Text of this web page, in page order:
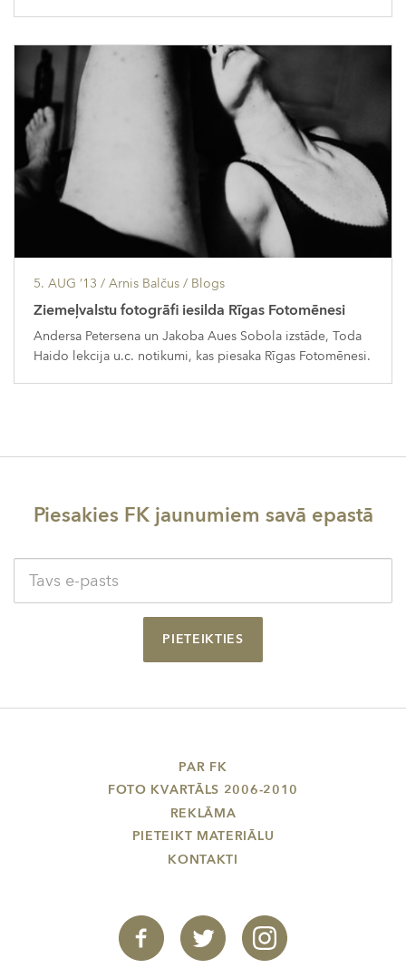
5. AUG ’13 / Arnis Balčus / Blogs
Ziemeļvalstu fotogrāfi iesilda Rīgas Fotomēnesi
Andersa Petersena un Jakoba Aues Sobola izstāde, Toda
Haido lekcija u.c. notikumi, kas piesaka Rīgas Fotomēnesi.
Piesakies FK jaunumiem savā epastā
PIETEIKTIES
PAR FK
FOTO KVARTĀLS 2006-2010
REKLĀMA
PIETEIKT MATERIĀLU
KONTAKTI